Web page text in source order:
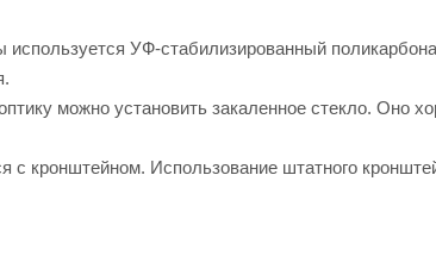
используется УФ-стабилизированный
можно установить закаленное стекло. Оно
с кронштейном. Использование штатного